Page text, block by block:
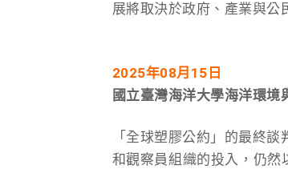
展將取決於政府、產業與公
2025年08月15日
國立臺灣海洋大學海洋環
「全球塑膠公約」的最終
和觀察員組織的投入，仍